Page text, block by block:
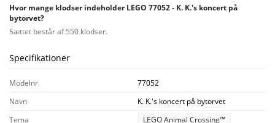
Hvor mange klodser indeholder LEGO 77052 - K. K.'s koncert på
bytorvet?
Sættet består af 550 klodser.
Specifikationer
Modelnr.
77052
Navn
K. K.'s koncert på bytorvet
Tema
LEGO Animal Crossing™